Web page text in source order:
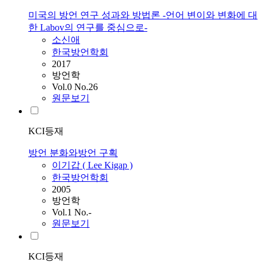
미국의 방언 연구 성과와 방법론 -언어 변이와 변화에 대
한 Labov의 연구를 중심으로-
소신애
한국방언학회
2017
방언학
Vol.0 No.26
원문보기
KCI등재
방언 분화와방언 구획
이기갑 ( Lee Kigap )
한국방언학회
2005
방언학
Vol.1 No.-
원문보기
KCI등재